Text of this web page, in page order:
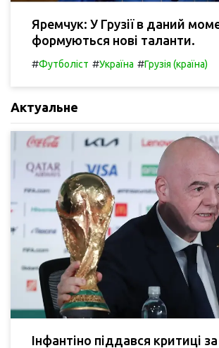
Яремчук: У Грузії в даний
формуються нові таланти.
#Футболіст #Україна #Грузія (країна)
Актуальне
Інфантіно піддався критиці